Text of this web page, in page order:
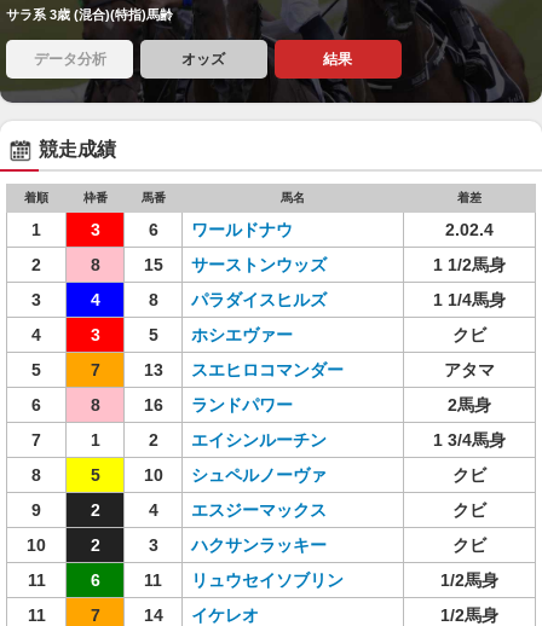
サラ系 3歳 (混合)(特指)馬齢
データ分析 オッズ 結果
競走成績
着順 枠番 馬番 馬名 着差
1 3 6 ワールドナウ
2.02.4
2
8 15 サーストンウッズ
1 1/2馬身
3
4 8 パラダイスヒルズ
1 1/4馬身
4
3 5 ホシエヴァー
クビ
5
7 13 スエヒロコマンダー
アタマ
6
8 16 ランドパワー
2馬身
7
1 2 エイシンルーチン
1 3/4馬身
8
5 10 シュペルノーヴァ
クビ
9
2 4 エスジーマックス
クビ
10
2 3 ハクサンラッキー
クビ
11
6 11 リュウセイソブリン
1/2馬身
11
7 14 イケレオ
1/2馬身